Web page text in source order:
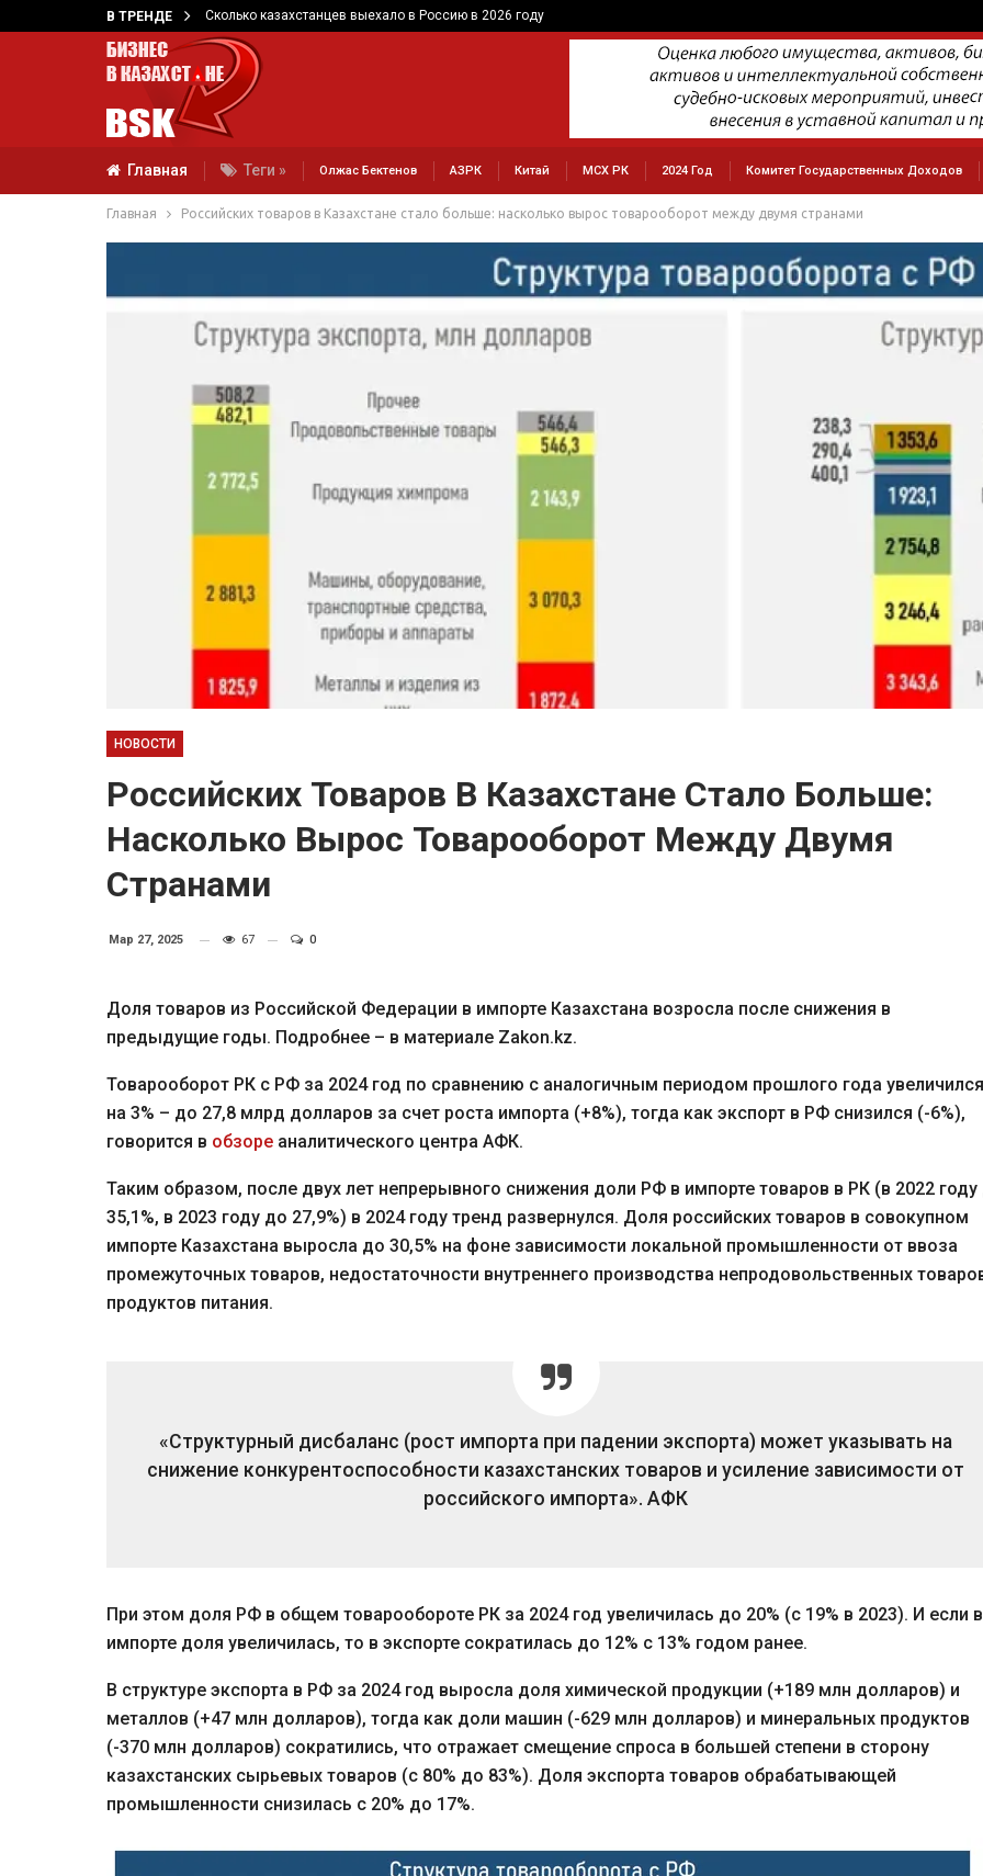
В ТРЕНДЕ Сколько казахстанцев выехало в Россию в 2026 году
Главная Теги » Олжас Бектенов АЗРК Китай МСХ РК 2024 Год Комитет Государственных Доходов
Главная Российских товаров в Казахстане стало больше: насколько вырос товарооборот между двумя странами
НОВОСТИ
Российских Товаров В Казахстане Стало Больше:
Насколько Вырос Товарооборот Между Двумя
Странами
Мар 27, 2025 67 0
Доля товаров из Российской Федерации в импорте Казахстана возросла после снижения в
предыдущие годы. Подробнее – в материале Zakon.kz.
Товарооборот РК с РФ за 2024 год по сравнению с аналогичным периодом прошлого года увеличился
на 3% – до 27,8 млрд долларов за счет роста импорта (+8%), тогда как экспорт в РФ снизился (-6%),
говорится в обзоре аналитического центра АФК.
Таким образом, после двух лет непрерывного снижения доли РФ в импорте товаров в РК (в 2022 году
35,1%, в 2023 году до 27,9%) в 2024 году тренд развернулся. Доля российских товаров в совокупном
импорте Казахстана выросла до 30,5% на фоне зависимости локальной промышленности от ввоза
промежуточных товаров, недостаточности внутреннего производства непродовольственных
продуктов питания.
«Структурный дисбаланс (рост импорта при падении экспорта) может указывать на
снижение конкурентоспособности казахстанских товаров и усиление зависимости от
российского импорта».АФК
При этом доля РФ в общем товарообороте РК за 2024 год увеличилась до 20% (с 19% в 2023). И если в
импорте доля увеличилась, то в экспорте сократилась до 12% с 13% годом ранее.
В структуре экспорта в РФ за 2024 год выросла доля химической продукции (+189 млн долларов) и
металлов (+47 млн долларов), тогда как доли машин (-629 млн долларов) и минеральных продуктов
(-370 млн долларов) сократились, что отражает смещение спроса в большей степени в сторону
казахстанских сырьевых товаров (с 80% до 83%). Доля экспорта товаров обрабатывающей
промышленности снизилась с 20% до 17%.